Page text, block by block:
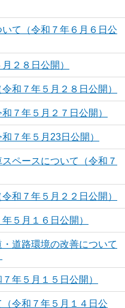
て（令和７年６月６日公
２８日公開）
和７年５月２８日公開）
７年５月２７日公開）
７年５月23日公開）
ペースについて（令和７
和７年５月２２日公開）
５月１６日公開）
道路環境の改善について
年５月１５日公開）
令和７年５月１４日公